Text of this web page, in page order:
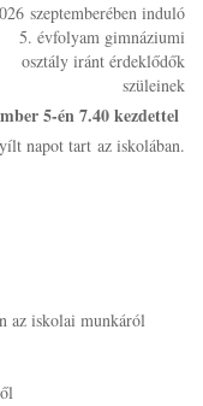
szeptemberében induló
5. évfolyam gimnáziumi
osztály iránt érdeklődők
szüleinek
5-én 7.40 kezdettel
napot tart az iskolában.
az iskolai munkáról